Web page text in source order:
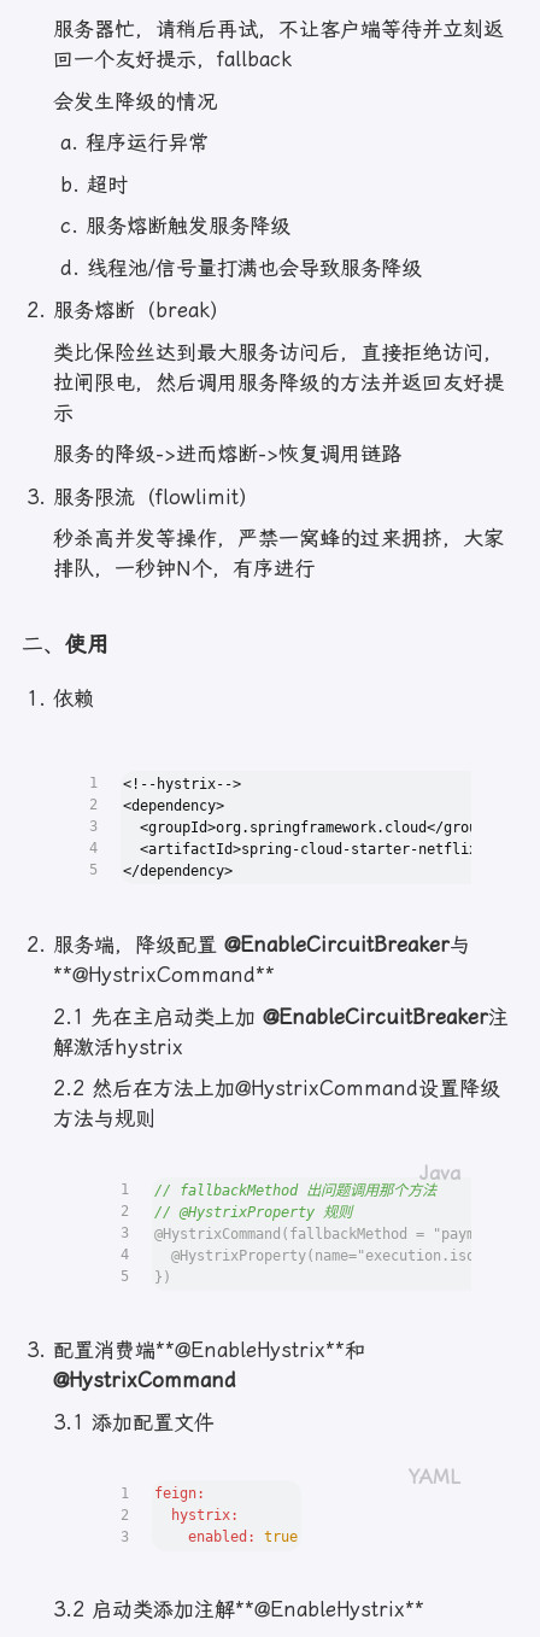
服务器忙，请稍后再试，不让客户端等待并立刻返
回一个友好提示，fallback
会发生降级的情况
​ a. 程序运行异常
​ b. 超时
​ c. 服务熔断触发服务降级
​ d. 线程池/信号量打满也会导致服务降级
服务熔断（break）
类比保险丝达到最大服务访问后，直接拒绝访问，
拉闸限电，然后调用服务降级的方法并返回友好提
示
服务的降级->进而熔断->恢复调用链路
服务限流（flowlimit）
秒杀高并发等操作，严禁一窝蜂的过来拥挤，大家
排队，一秒钟N个，有序进行
二、 使用
依赖
1
2
3
4
5
<!--hystrix-->
<dependency>
  <groupId>org.springframework.cloud</groupId>
<artifactId>spring-cloud-starter-netflix-
</dependency>
服务端，降级配置 @EnableCircuitBreaker与
**@HystrixCommand**
2.1 先在主启动类上加 @EnableCircuitBreaker注
解激活hystrix
2.2 然后在方法上加@HystrixCommand设置降级
方法与规则
1
2
3
4
5
// fallbackMethod 出问题调用那个方法
// @HystrixProperty 规则
@HystrixCommand(fallbackMethod =
})
配置消费端**@EnableHystrix**和
@HystrixCommand
3.1 添加配置文件
1
2
3
feign:
hystrix:
enabled:
true
3.2 启动类添加注解**@EnableHystrix**